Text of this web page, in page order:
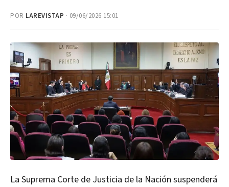
POR LAREVISTAP · 09/06/2026 15:01
La Suprema Corte de Justicia de la Nación suspenderá